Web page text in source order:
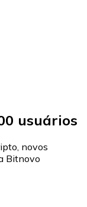
usuários
novos
Bitnovo